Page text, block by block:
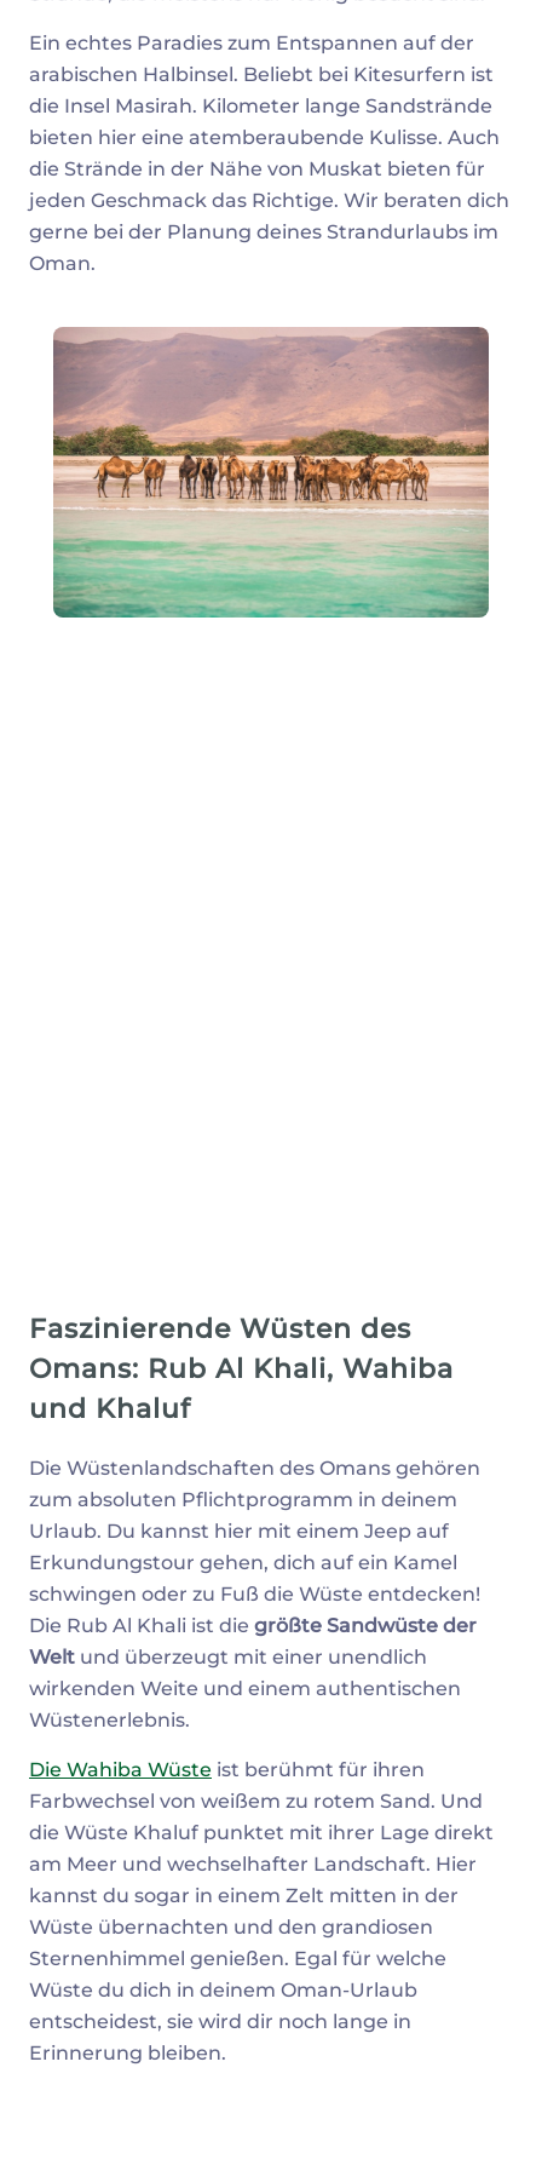
Ein echtes Paradies zum Entspannen auf der
arabischen Halbinsel. Beliebt bei Kitesurfern ist
die Insel Masirah. Kilometer lange Sandstrände
bieten hier eine atemberaubende Kulisse. Auch
die Strände in der Nähe von Muskat bieten für
jeden Geschmack das Richtige. Wir beraten dich
gerne bei der Planung deines Strandurlaubs im
Oman.
Faszinierende Wüsten des
Omans: Rub Al Khali, Wahiba
und Khaluf
Die Wüstenlandschaften des Omans gehören
zum absoluten Pflichtprogramm in deinem
Urlaub. Du kannst hier mit einem Jeep auf
Erkundungstour gehen, dich auf ein Kamel
schwingen oder zu Fuß die Wüste entdecken!
Die Rub Al Khali ist die größte Sandwüste der
Welt und überzeugt mit einer unendlich
wirkenden Weite und einem authentischen
Wüstenerlebnis.
Die Wahiba Wüste ist berühmt für ihren
Farbwechsel von weißem zu rotem Sand. Und
die Wüste Khaluf punktet mit ihrer Lage direkt
am Meer und wechselhafter Landschaft. Hier
kannst du sogar in einem Zelt mitten in der
Wüste übernachten und den grandiosen
Sternenhimmel genießen. Egal für welche
Wüste du dich in deinem Oman-Urlaub
entscheidest, sie wird dir noch lange in
Erinnerung bleiben.